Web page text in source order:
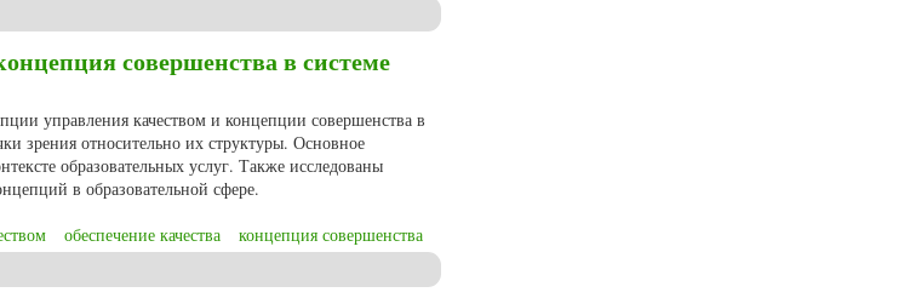
совершенства в системе
управления качеством и концепции совершенства в
зрения относительно их структуры. Основное
образовательных услуг. Также исследованы
в образовательной сфере.
обеспечение качества концепция совершенства